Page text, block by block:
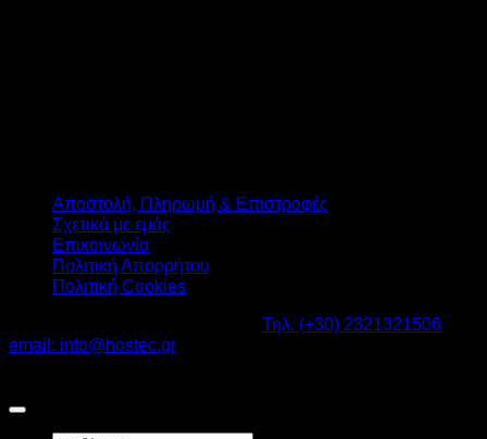
Αποστολή, Πληρωμή & Επιστροφές
Σχετικά με εμάς
Επικοινωνία
Πολιτική Απορρήτου
Πολιτική Cookies
Τηλ. (+30) 2321321506
email: info@hostec.gr